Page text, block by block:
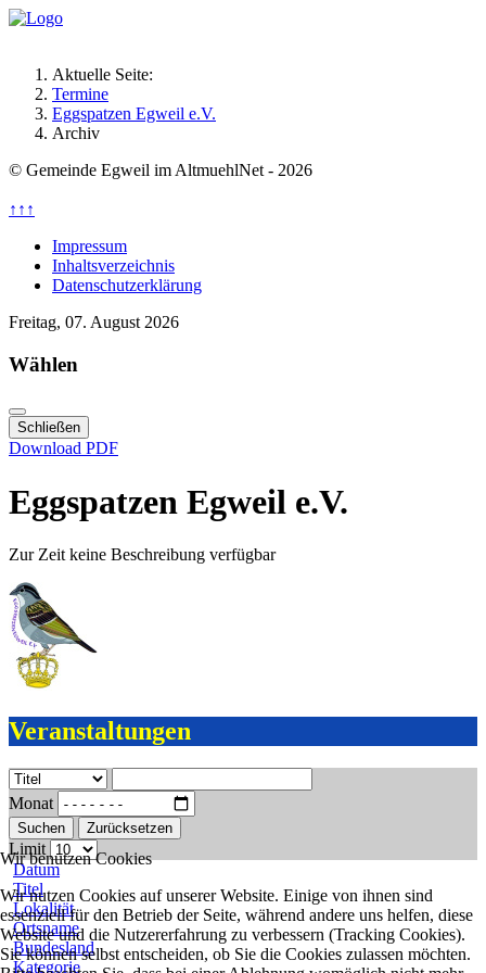
Aktuelle Seite:
Termine
Eggspatzen Egweil e.V.
Archiv
© Gemeinde Egweil im AltmuehlNet - 2026
↑↑↑
Impressum
Inhaltsverzeichnis
Datenschutzerklärung
Freitag, 07. August 2026
Wählen
Schließen
Download PDF
Eggspatzen Egweil e.V.
Zur Zeit keine Beschreibung verfügbar
Veranstaltungen
Monat
Suchen Zurücksetzen
Limit
Datum
Titel
Lokalität
Ortsname
Bundesland
Kategorie
Wir benutzen Cookies
Wir nutzen Cookies auf unserer Website. Einige von ihnen sind
essenziell für den Betrieb der Seite, während andere uns helfen, diese
Website und die Nutzererfahrung zu verbessern (Tracking Cookies).
Sie können selbst entscheiden, ob Sie die Cookies zulassen möchten.